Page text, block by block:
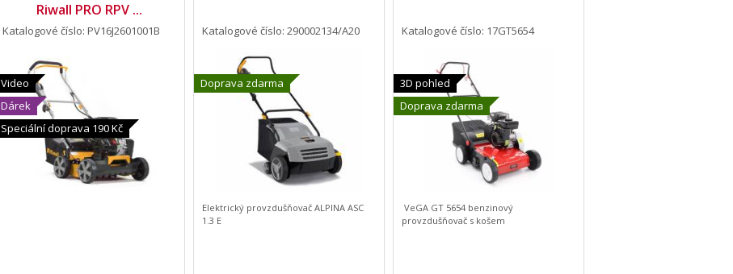
Riwall PRO RPV ...
Video
Dárek
Speciální doprava 190 Kč
Katalogové číslo: PV16J2601001B
Doprava zdarma
Katalogové číslo: 290002134/A20
Elektrický provzdušňovač ALPINA ASC
1.3 E
3D pohled
Doprava zdarma
Katalogové číslo: 17GT5654
VeGA GT 5654 benzinový
provzdušňovač s košem